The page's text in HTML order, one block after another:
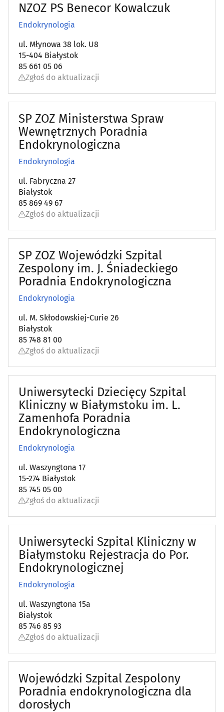
NZOZ PS Benecor Kowalczuk
Endokrynologia
ul. Młynowa 38 lok. U8
15-404 Białystok
85 661 05 06
Zgłoś do aktualizacji
SP ZOZ Ministerstwa Spraw
Wewnętrznych Poradnia
Endokrynologiczna
Endokrynologia
ul. Fabryczna 27
Białystok
85 869 49 67
Zgłoś do aktualizacji
SP ZOZ Wojewódzki Szpital
Zespolony im. J. Śniadeckiego
Poradnia Endokrynologiczna
Endokrynologia
ul. M. Skłodowskiej-Curie 26
Białystok
85 748 81 00
Zgłoś do aktualizacji
Uniwersytecki Dziecięcy Szpital
Kliniczny w Białymstoku im. L.
Zamenhofa Poradnia
Endokrynologiczna
Endokrynologia
ul. Waszyngtona 17
15-274 Białystok
85 745 05 00
Zgłoś do aktualizacji
Uniwersytecki Szpital Kliniczny w
Białymstoku Rejestracja do Por.
Endokrynologicznej
Endokrynologia
ul. Waszyngtona 15a
Białystok
85 746 85 93
Zgłoś do aktualizacji
Wojewódzki Szpital Zespolony
Poradnia endokrynologiczna dla
dorosłych